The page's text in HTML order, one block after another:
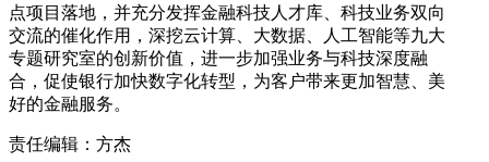
点项目落地，并充分发挥金融科技人才库、科技业务双向
交流的催化作用，深挖云计算、大数据、人工智能等九大
专题研究室的创新价值，进一步加强业务与科技深度融
合，促使银行加快数字化转型，为客户带来更加智慧、美
好的金融服务。
责任编辑：方杰